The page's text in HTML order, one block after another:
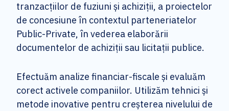
tranzacțiilor de fuziuni și achiziții, a proiectelor
de concesiune în contextul parteneriatelor
Public-Private, în vederea elaborării
documentelor de achiziții sau licitații publice.
Efectuăm analize financiar-fiscale și evaluăm
corect activele companiilor. Utilizăm tehnici și
metode inovative pentru creșterea nivelului de